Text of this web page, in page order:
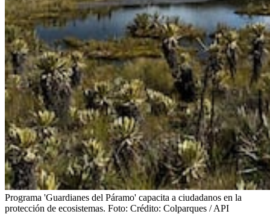
Programa 'Guardianes del Páramo' capacita a ciudadanos en la
protección de ecosistemas. Foto: Crédito: Colparques / API